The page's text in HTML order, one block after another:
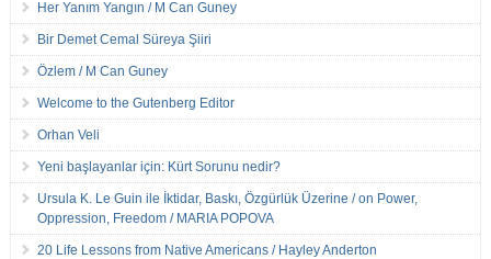
Her Yanım Yangın / M Can Guney
Bir Demet Cemal Süreya Şiiri
Özlem / M Can Guney
Welcome to the Gutenberg Editor
Orhan Veli
Yeni başlayanlar için: Kürt Sorunu nedir?
Ursula K. Le Guin ile İktidar, Baskı, Özgürlük Üzerine / on Power,
Oppression, Freedom / MARIA POPOVA
20 Life Lessons from Native Americans / Hayley Anderton